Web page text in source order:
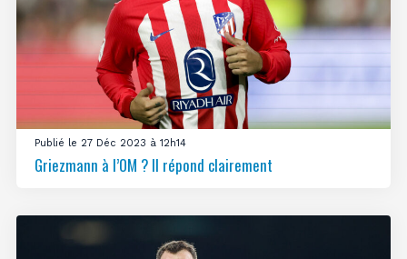
Publié le 27 Déc 2023 à 12h14
Griezmann à l’OM ? Il répond clairement